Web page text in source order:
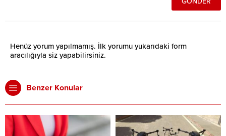
Henüz yorum yapılmamış. İlk yorumu yukarıdaki form
aracılığıyla siz yapabilirsiniz.
Benzer Konular